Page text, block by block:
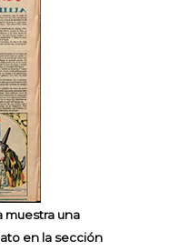
muestra una
en la sección